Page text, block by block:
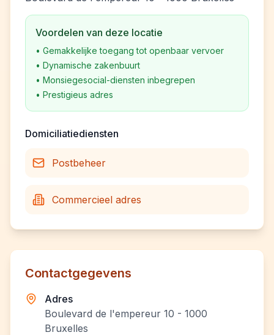
Voordelen van deze locatie
• Gemakkelijke toegang tot openbaar vervoer
• Dynamische zakenbuurt
• Monsiegesocial-diensten inbegrepen
• Prestigieus adres
Domiciliatiediensten
Postbeheer
Commercieel adres
Contactgegevens
Adres
Boulevard de l'empereur 10 - 1000
Bruxelles